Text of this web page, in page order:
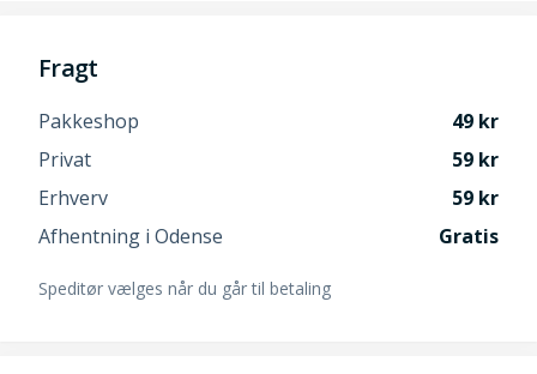
Fragt
Pakkeshop
49
Privat
59
Erhverv
59
Afhentning i Odense
Gratis
Speditør vælges når du går til betaling